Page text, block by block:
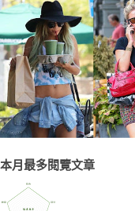
本月最多閱覽文章